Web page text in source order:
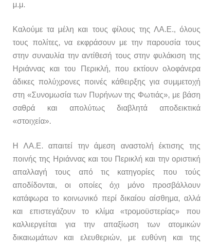
μ.μ.
Καλούμε τα μέλη και τους φίλους της ΛΑ.Ε., όλους
τους πολίτες, να εκφράσουν με την παρουσία τους
στην συναυλία την αντίθεσή τους στην φυλάκιση της
Ηριάννας και του Περικλή, που εκτίουν ολοφάνερα
άδικες πολύχρονες ποινές κάθειρξης για συμμετοχή
στη «Συνομωσία των Πυρήνων της Φωτιάς», με βάση
σαθρά και απολύτως διαβλητά αποδεικτικά
«στοιχεία».
Η ΛΑ.Ε. απαιτεί την άμεση αναστολή έκτισης της
ποινής της Ηριάννας και του Περικλή και την οριστική
απαλλαγή τους από τις κατηγορίες που τούς
αποδίδονται, οι οποίες όχι μόνο προσβάλλουν
κατάφωρα το κοινωνικό περί δικαίου αίσθημα, αλλά
και επιστεγάζουν το κλίμα «τρομοϋστερίας» που
καλλιεργείται για την απαξίωση των ατομικών
δικαιωμάτων και ελευθεριών, με ευθύνη και της